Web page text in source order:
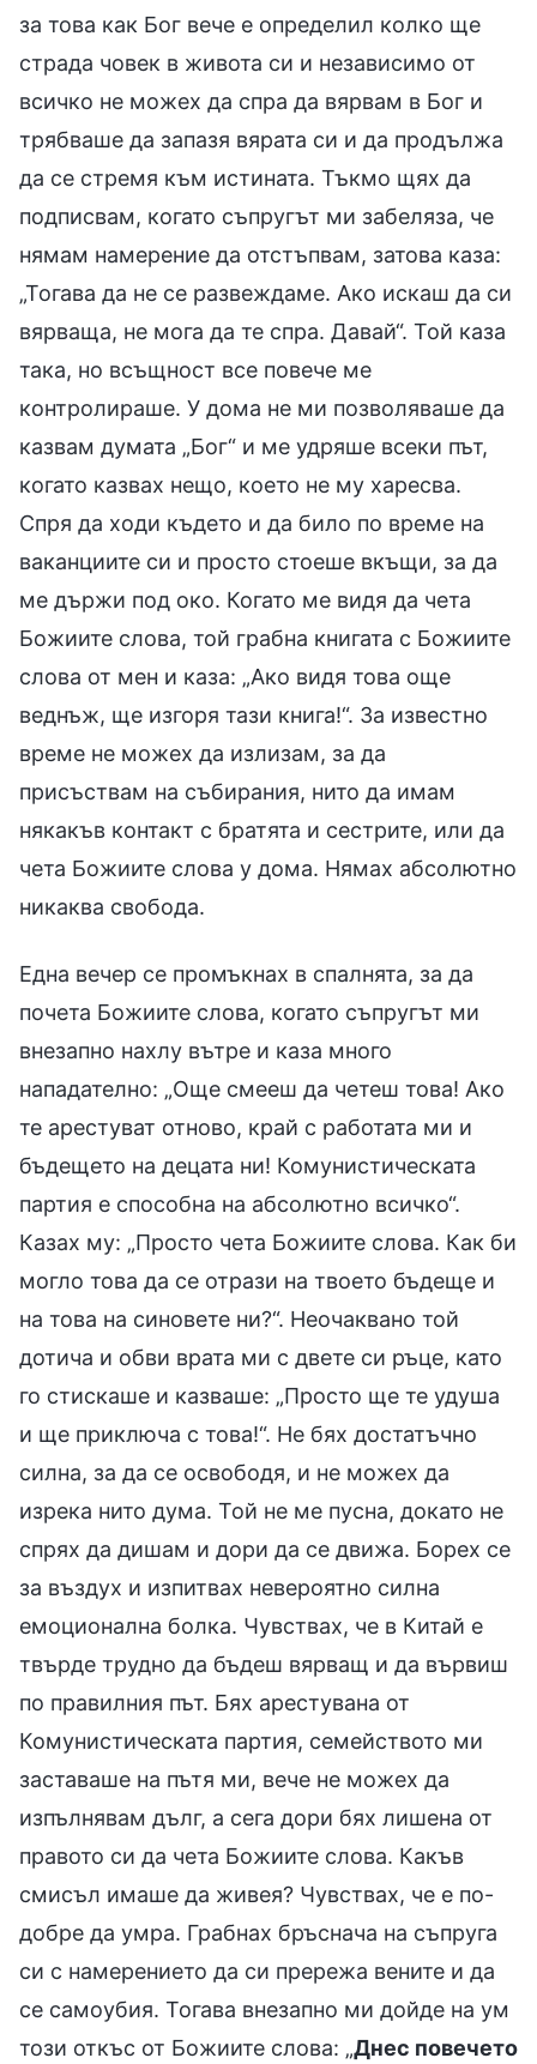
за това как Бог вече е определил колко ще
страда човек в живота си и независимо от
всичко не можех да спра да вярвам в Бог и
трябваше да запазя вярата си и да продължа
да се стремя към истината. Тъкмо щях да
подписвам, когато съпругът ми забеляза, че
нямам намерение да отстъпвам, затова каза:
„Тогава да не се развеждаме. Ако искаш да си
вярваща, не мога да те спра. Давай“. Той каза
така, но всъщност все повече ме
контролираше. У дома не ми позволяваше да
казвам думата „Бог“ и ме удряше всеки път,
когато казвах нещо, което не му харесва.
Спря да ходи където и да било по време на
ваканциите си и просто стоеше вкъщи, за да
ме държи под око. Когато ме видя да чета
Божиите слова, той грабна книгата с Божиите
слова от мен и каза: „Ако видя това още
веднъж, ще изгоря тази книга!“. За известно
време не можех да излизам, за да
присъствам на събирания, нито да имам
някакъв контакт с братята и сестрите, или да
чета Божиите слова у дома. Нямах абсолютно
никаква свобода.
Една вечер се промъкнах в спалнята, за да
почета Божиите слова, когато съпругът ми
внезапно нахлу вътре и каза много
нападателно: „Още смееш да четеш това! Ако
те арестуват отново, край с работата ми и
бъдещето на децата ни! Комунистическата
партия е способна на абсолютно всичко“.
Казах му: „Просто чета Божиите слова. Как би
могло това да се отрази на твоето бъдеще и
на това на синовете ни?“. Неочаквано той
дотича и обви врата ми с двете си ръце, като
го стискаше и казваше: „Просто ще те удуша
и ще приключа с това!“. Не бях достатъчно
силна, за да се освободя, и не можех да
изрека нито дума. Той не ме пусна, докато не
спрях да дишам и дори да се движа. Борех се
за въздух и изпитвах невероятно силна
емоционална болка. Чувствах, че в Китай е
твърде трудно да бъдеш вярващ и да вървиш
по правилния път. Бях арестувана от
Комунистическата партия, семейството ми
заставаше на пътя ми, вече не можех да
изпълнявам дълг, а сега дори бях лишена от
правото си да чета Божиите слова. Какъв
смисъл имаше да живея? Чувствах, че е по-
добре да умра. Грабнах бръснача на съпруга
си с намерението да си прережа вените и да
се самоубия. Тогава внезапно ми дойде на ум
този откъс от Божиите слова: „Днес повечето